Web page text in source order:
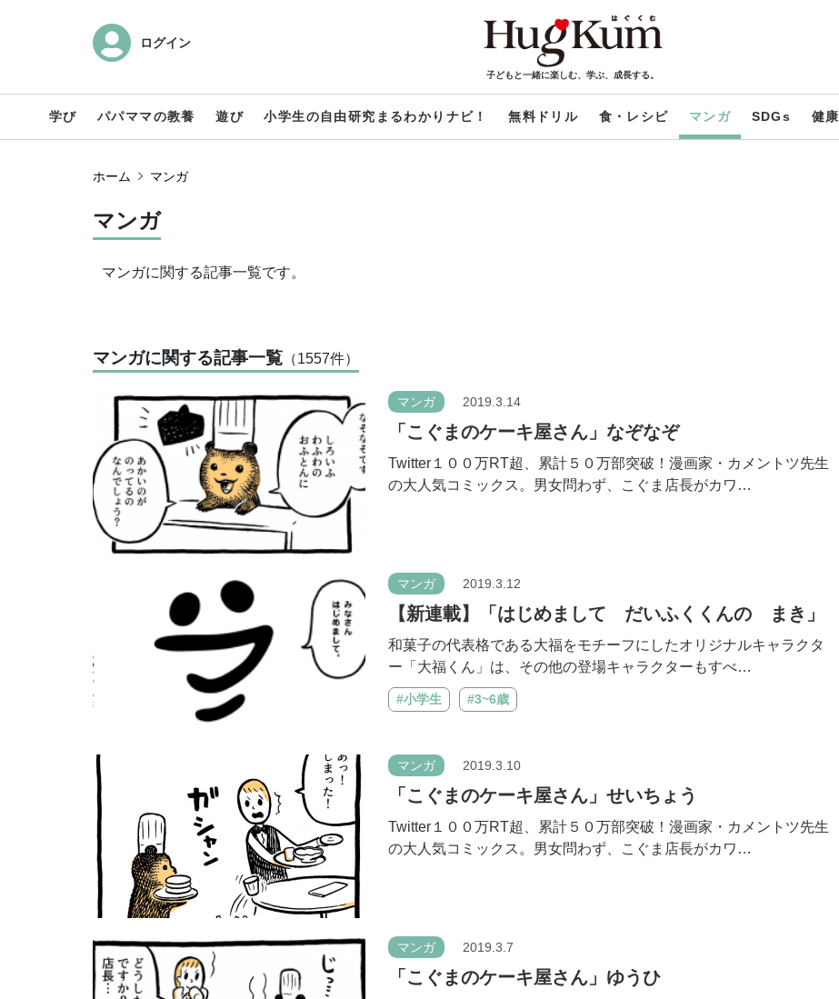
ログイン
子どもと一緒に楽しむ、学ぶ、成長する。
学び パパママの教養 遊び 小学生の自由研究まるわかりナビ！ 無料ドリル 食・レシピ マンガ SDGs 健康
ホーム マンガ
マンガ
マンガに関する記事一覧です。
マンガに関する記事一覧 （1557件）
マンガ 2019.3.14
「こぐまのケーキ屋さん」なぞなぞ
Twitter１００万RT超、累計５０万部突破！漫画家・カメントツ先生
の大人気コミックス。男女問わず、こぐま店長がカワ…
マンガ 2019.3.12
【新連載】「はじめまして だいふくくんの まき」
和菓子の代表格である大福をモチーフにしたオリジナルキャラクタ
ー「大福くん」は、その他の登場キャラクターもすべ…
#小学生 #3~6歳
マンガ 2019.3.10
「こぐまのケーキ屋さん」せいちょう
Twitter１００万RT超、累計５０万部突破！漫画家・カメントツ先生
の大人気コミックス。男女問わず、こぐま店長がカワ…
マンガ 2019.3.7
「こぐまのケーキ屋さん」ゆうひ